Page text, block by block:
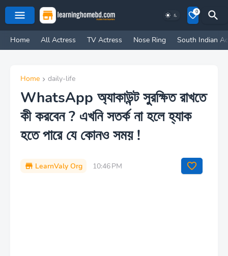
0
Home All Actress TV Actress Nose Ring South Indian
Home daily-life
WhatsApp অ্যাকাউন্ট সুরক্ষিত রাখতে
কী করবেন ? এখনি সতর্ক না হলে হ্যাক
হতে পারে যে কোনও সময় !
LearnValy Org 10:46 PM